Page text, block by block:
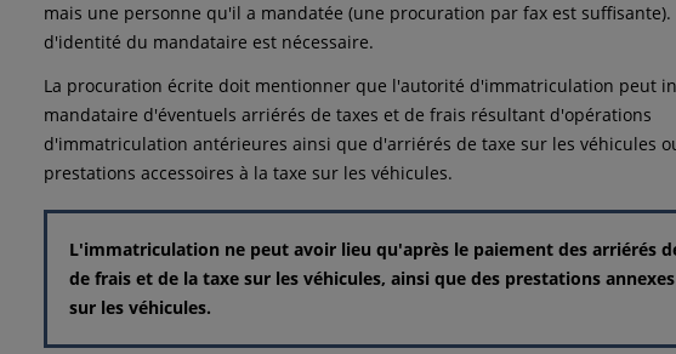
mais une personne qu'il a mandatée (une procuration par fax est suffisante).
d'identité du mandataire est nécessaire.
La procuration écrite doit mentionner que l'autorité d'immatriculation peut
mandataire d'éventuels arriérés de taxes et de frais résultant d'opérations
d'immatriculation antérieures ainsi que d'arriérés de taxe sur les véhicules
prestations accessoires à la taxe sur les véhicules.
L'immatriculation ne peut avoir lieu qu'après le paiement des arriérés
de frais et de la taxe sur les véhicules, ainsi que des prestations
sur les véhicules.